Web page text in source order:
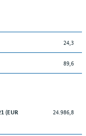
24,3
89,6
(EUR
24.986,8